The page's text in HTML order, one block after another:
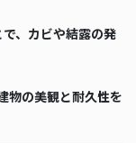
で、カビや結露の発
物の美観と耐久性を